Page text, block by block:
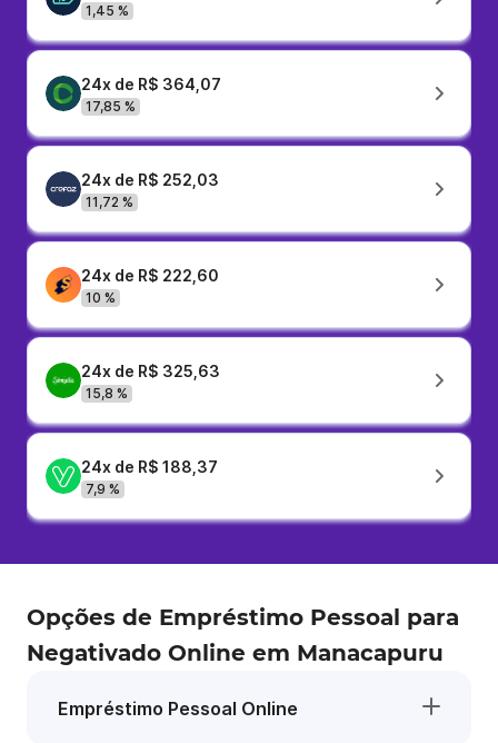
1,45 %
24x de R$ 364,07
17,85 %
24x de R$ 252,03
11,72 %
24x de R$ 222,60
10 %
24x de R$ 325,63
15,8 %
24x de R$ 188,37
7,9 %
Opções de Empréstimo Pessoal para
Negativado Online em Manacapuru
Empréstimo Pessoal Online